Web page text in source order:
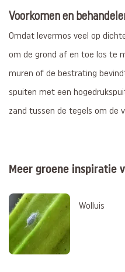
Voorkomen en
Omdat levermos veel op
om de grond af en toe los te
muren of de bestrating
spuiten met een
zand tussen de tegels om de
Meer groene inspiratie
Wolluis